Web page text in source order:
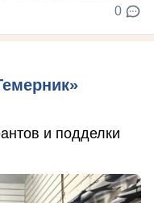
0
и подделки